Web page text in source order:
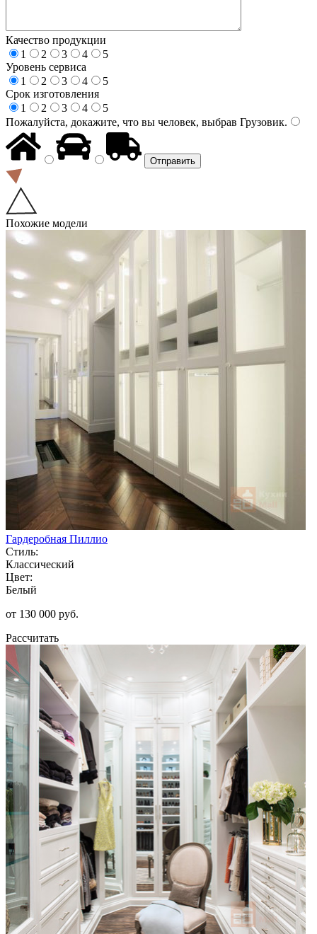
Качество продукции
1
2 3 4
5
Уровень сервиса
1
2 3 4
5
Срок изготовления
1
2 3 4
5
Пожалуйста, докажите, что вы человек, выбрав Грузовик.
Похожие модели
Гардеробная Пиллио
Стиль:
Классический
Цвет:
Белый
от 130 000 руб.
Рассчитать